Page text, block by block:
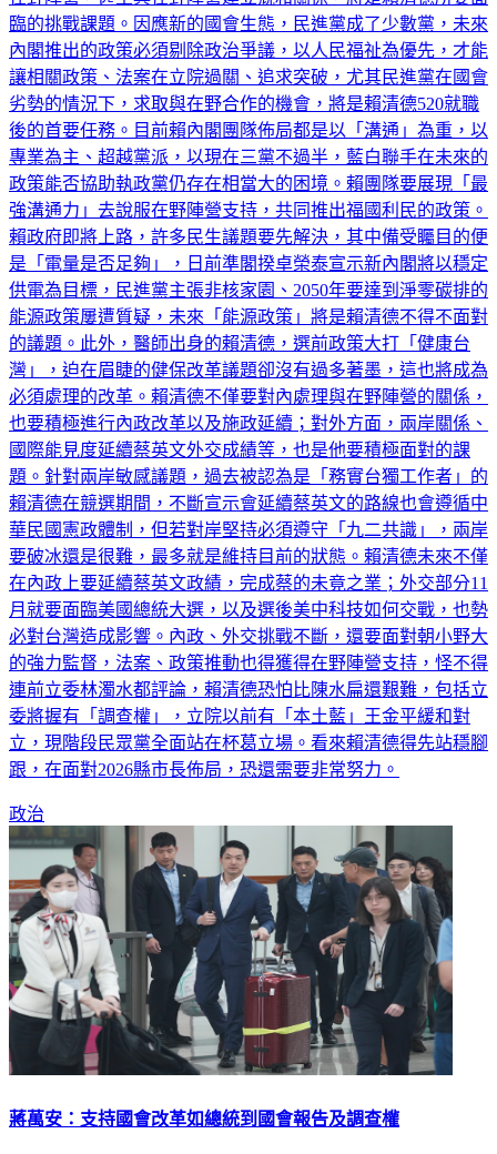
臨的挑戰課題。因應新的國會生態，民進黨成了少數黨，未來
內閣推出的政策必須剔除政治爭議，以人民福祉為優先，才能
讓相關政策、法案在立院過關、追求突破，尤其民進黨在國會
劣勢的情況下，求取與在野合作的機會，將是賴清德520就職
後的首要任務。目前賴內閣團隊佈局都是以「溝通」為重，以
專業為主、超越黨派，以現在三黨不過半，藍白聯手在未來的
政策能否協助執政黨仍存在相當大的困境。賴團隊要展現「最
強溝通力」去說服在野陣營支持，共同推出福國利民的政策。
賴政府即將上路，許多民生議題要先解決，其中備受矚目的便
是「電量是否足夠」，日前準閣揆卓榮泰宣示新內閣將以穩定
供電為目標，民進黨主張非核家園、2050年要達到淨零碳排的
能源政策屢遭質疑，未來「能源政策」將是賴清德不得不面對
的議題。此外，醫師出身的賴清德，選前政策大打「健康台
灣」，迫在眉睫的健保改革議題卻沒有過多著墨，這也將成為
必須處理的改革。賴清德不僅要對內處理與在野陣營的關係，
也要積極進行內政改革以及施政延續；對外方面，兩岸關係、
國際能見度延續蔡英文外交成績等，也是他要積極面對的課
題。針對兩岸敏感議題，過去被認為是「務實台獨工作者」的
賴清德在競選期間，不斷宣示會延續蔡英文的路線也會遵循中
華民國憲政體制，但若對岸堅持必須遵守「九二共識」，兩岸
要破冰還是很難，最多就是維持目前的狀態。賴清德未來不僅
在內政上要延續蔡英文政績，完成蔡的未竟之業；外交部分11
月就要面臨美國總統大選，以及選後美中科技如何交戰，也勢
必對台灣造成影響。內政、外交挑戰不斷，還要面對朝小野大
的強力監督，法案、政策推動也得獲得在野陣營支持，怪不得
連前立委林濁水都評論，賴清德恐怕比陳水扁還艱難，包括立
委將握有「調查權」，立院以前有「本土藍」王金平緩和對
立，現階段民眾黨全面站在杯葛立場。看來賴清德得先站穩腳
跟，在面對2026縣市長佈局，恐還需要非常努力。
政治
蔣萬安：支持國會改革如總統到國會報告及調查權